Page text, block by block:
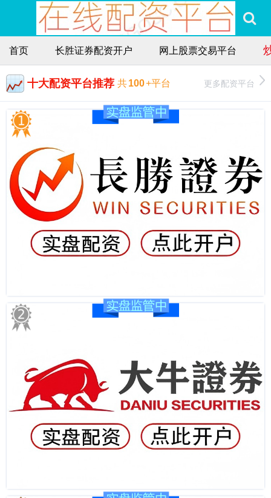
首页 长胜证券配资开户 网上股票交易平台
十大配资平台推荐 共100+平台 更多配资平台